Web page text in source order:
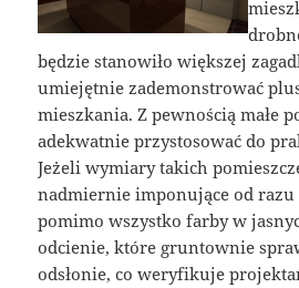
będzie stanowiło większej
umiejętnie zademonstrować
mieszkania. Z pewnością małe
adekwatnie przystosować do
Jeżeli wymiary takich
nadmiernie imponujące od razu
pomimo wszystko farby w
odcienie, które gruntownie
odsłonie, co weryfikuje